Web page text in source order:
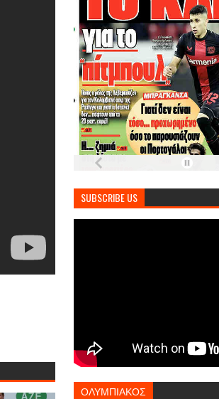
SUBSCRIBE US
ΟΛΥΜΠΙΑΚΟΣ